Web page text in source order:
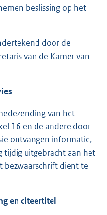
beslissing op het
door de
van de Kamer van
van het
16 en de andere door
ontvangen informatie,
tijdig uitgebracht aan het
bezwaarschrift dient te
en citeertitel